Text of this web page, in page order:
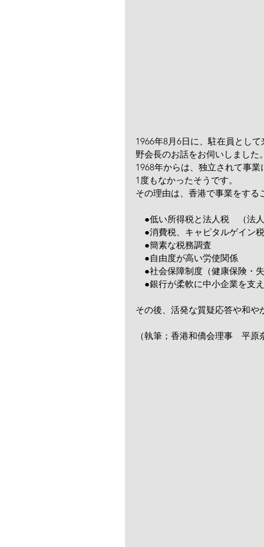
1966年8月6日に、駐在員とし
野会長のお話をお伺いしました
1968年からは、独立されて事
1度もなかったそうです。
その理由は、香港で事業をす
●低い所得税と法人税　（法
●消費税、キャピタルゲイン
●簡素な税務調査
●自由度が高い労使関係
●社会保障制度（健康保険・
●銀行が柔軟に中小企業を支
その後、活発な質疑応答や和や
（執筆；香港和僑会理事　平原